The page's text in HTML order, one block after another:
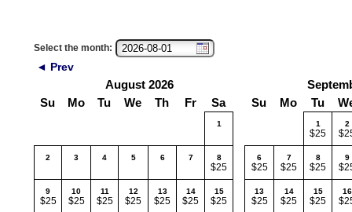
Select the month:
◄ Prev
August 2026
Su
Mo Tu We Th Fr Sa Su Mo Tu
1 1
$25
2
2 3 4 5 6 7 8
$25
6
$25
7
$25
8
$25
9
9
$25
10
$25
11
$25
12
$25
13
$25
14
$25
15
$25
13
$25
14
$25
15
$25
16